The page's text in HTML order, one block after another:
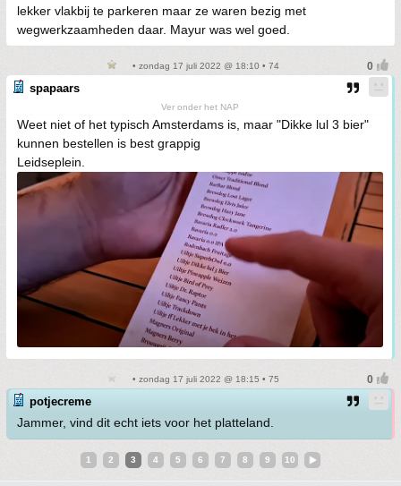
lekker vlakbij te parkeren maar ze waren bezig met
wegwerkzaamheden daar. Mayur was wel goed.
• zondag 17 juli 2022 @ 18:10 • 74
spapaars
Ver onder het NAP
Weet niet of het typisch Amsterdams is, maar "Dikke lul 3 bier"
kunnen bestellen is best grappig
Leidseplein.
• zondag 17 juli 2022 @ 18:15 • 75
potjecreme
Jammer, vind dit echt iets voor het platteland.
1 2 3 4 5 6 7 8 9 10